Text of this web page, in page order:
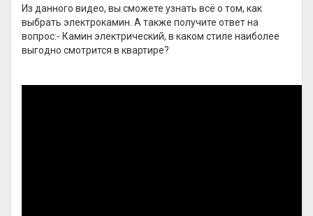
Из данного видео, вы сможете узнать всё о том, как
выбрать электрокамин. А также получите ответ на
вопрос:- Камин электрический, в каком стиле наиболее
выгодно смотрится в квартире?